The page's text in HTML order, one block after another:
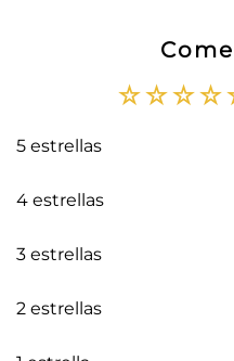
☆☆☆☆
5 estrellas
4 estrellas
3 estrellas
2 estrellas